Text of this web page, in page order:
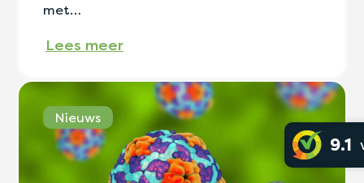
met…
Lees meer
Nieuws
9.1